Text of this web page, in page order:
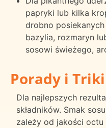
papryki lub kilka
drobno
bazylia, rozmaryn
sosowi świeżego,
Porady i
Dla najlepszych
składników. Smak
zależy od jakości